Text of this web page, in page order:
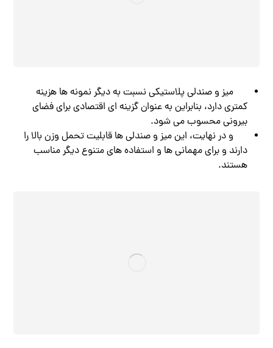
میز و صندلی پلاستیکی نسبت به دیگر نمونه ها هزینه
کمتری دارد، بنابراین به عنوان گزینه ‌ای اقتصادی برای فضای
بیرونی محسوب می ‌شود.
و در نهایت، این میز و صندلی ‌ها قابلیت تحمل وزن بالا را
دارند و برای مهمانی‌ ها و استفاده ‌های متنوع دیگر مناسب
هستند.